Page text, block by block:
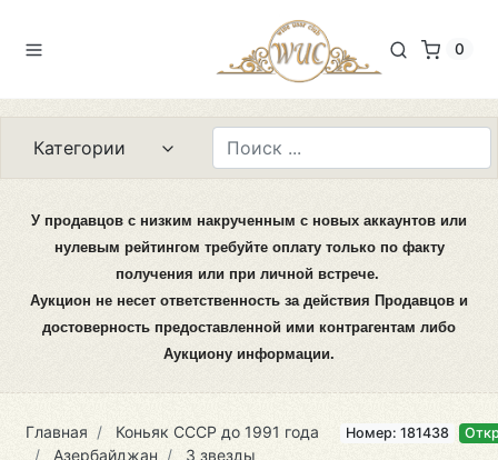
0
Категории
У продавцов с низким накрученным с новых аккаунтов или
нулевым рейтингом требуйте оплату только по факту
получения или при личной встрече.
Аукцион не несет ответственность за действия Продавцов и
достоверность предоставленной ими контрагентам либо
Аукциону информации.
Главная
Коньяк CCCР до 1991 года
Азербайджан
3 звезды
Номер: 181438